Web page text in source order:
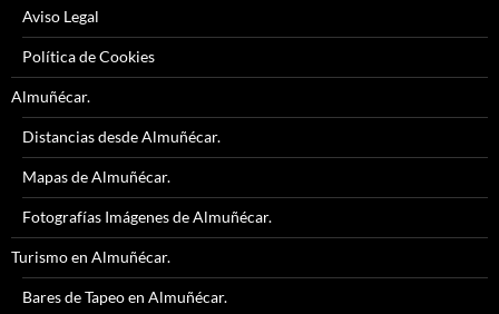
Aviso Legal
Política de Cookies
Almuñécar.
Distancias desde Almuñécar.
Mapas de Almuñécar.
Fotografías Imágenes de Almuñécar.
Turismo en Almuñécar.
Bares de Tapeo en Almuñécar.